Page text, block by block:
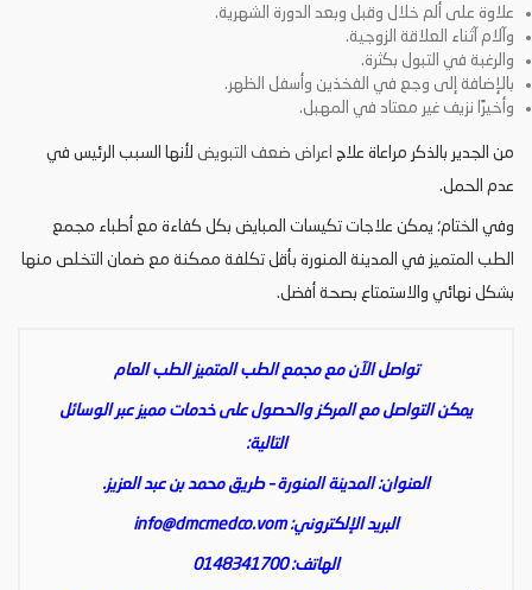
علاوة على ألم خلال وقبل وبعد الدورة الشهرية.
وآلام آثناء العلاقة الزوجية.
والرغبة في التبول بكثرة.
بالإضافة إلى وجع في الفخذين وأسفل الظهر.
وأخيرًا نزيف غير معتاد في المهبل.
من الجدير بالذكر مراعاة علاج اعراض ضعف التبويض لأنها السبب الرئيس في
عدم الحمل.
وفي الختام؛ يمكن علاجات تكيسات المبايض بكل كفاءة مع أطباء مجمع
الطب المتميز في المدينة المنورة بأقل تكلفة ممكنة مع ضمان التخلص منها
بشكل نهائي والاستمتاع بصحة أفضل.
تواصل الآن مع مجمع الطب المتميز الطب العام
يمكن التواصل مع المركز والحصول على خدمات مميز عبر الوسائل
التالية:
العنوان: المدينة المنورة – طريق محمد بن عبد العزيز.
البريد الإلكتروني:info@dmcmedco.vom
الهاتف: 0148341700